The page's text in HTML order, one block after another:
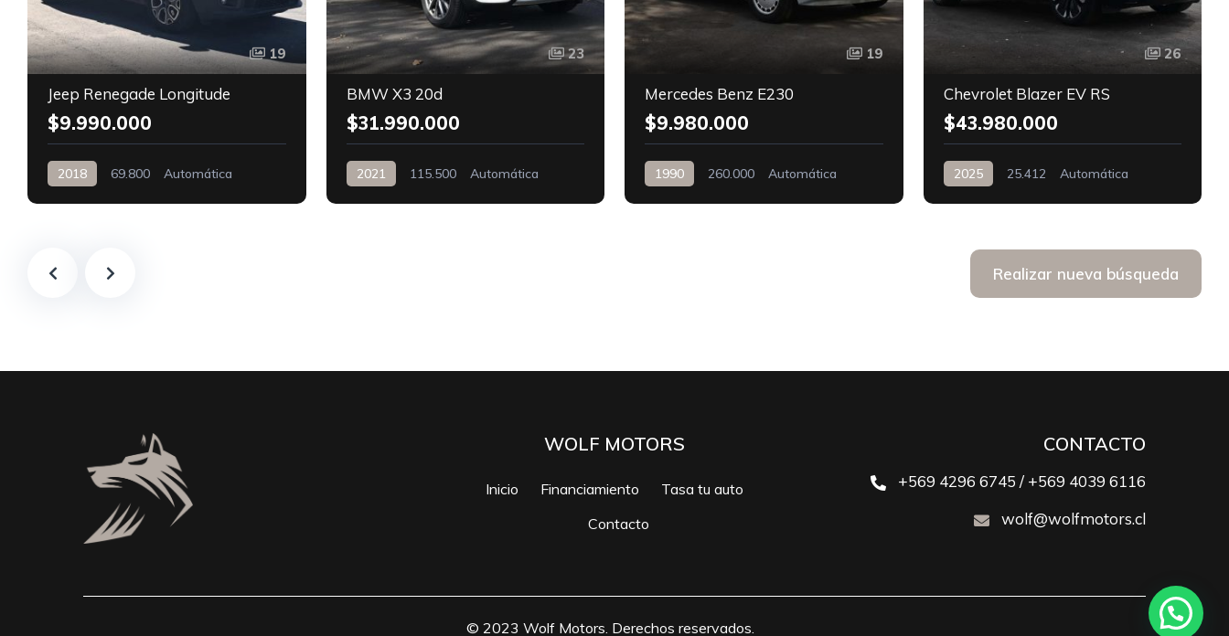
19
Jeep Renegade Longitude
$9.990.000
2018 69.800 Automática
23
BMW X3 20d
$31.990.000
2021 115.500 Automática
19
Mercedes Benz E230
$9.980.000
1990 260.000 Automática
26
Chevrolet Blazer EV RS
$43.980.000
2025 25.412 Automática
Realizar nueva búsqueda
WOLF MOTORS
Inicio Financiamiento
Tasa tu auto
Contacto
CONTACTO
+569 4296 6745 / +569 4039 6116
wolf@wolfmotors.cl
© 2023 Wolf Motors. Derechos reservados.